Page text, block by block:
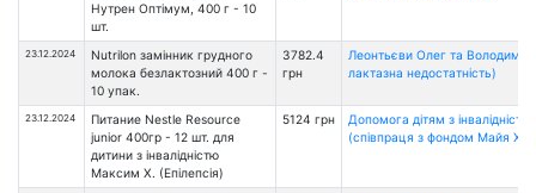
Нутрен Оптімум, 400 г - 10
шт.
23.12.2024
Nutrilon замінник грудного
молока безлактозний 400 г -
10 упак.
3782.4
грн
Леонтьєви Олег та
лактазна недостатність)
23.12.2024
Питание Nestle Resource
junior 400гр - 12 шт. для
дитини з інвалідністю
Максим Х. (Епілепсія)
5124 грн
Допомога дітям з інвалідністю
(співпраця з фондом Майя